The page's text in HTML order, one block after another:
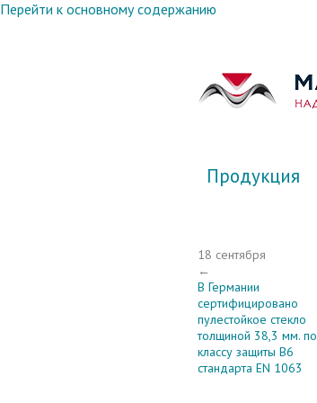
Перейти к основному содержанию
Продукция
18 сентября
←
В Германии
сертифицировано
пулестойкое стекло
толщиной 38,3 мм. по
классу защиты В6
стандарта EN 1063